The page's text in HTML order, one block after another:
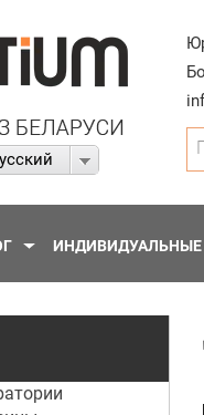
ИНДИВИДУАЛЬНЫЕ